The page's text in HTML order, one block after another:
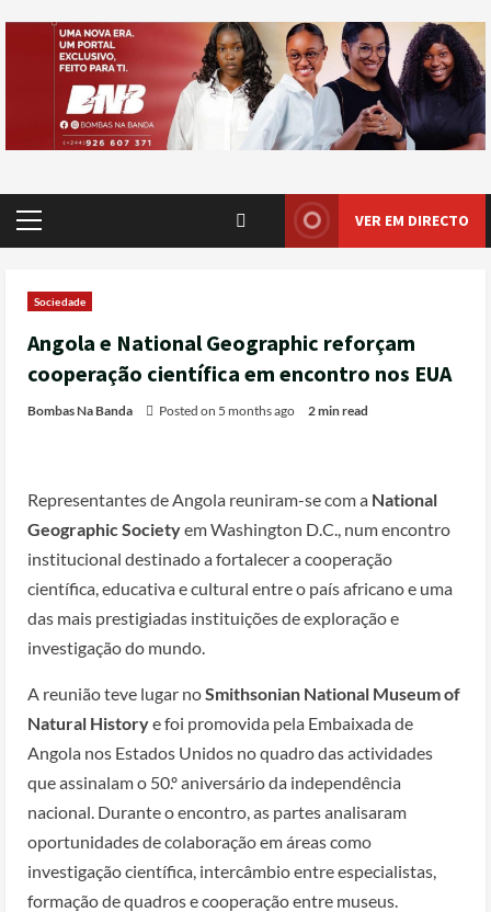
VER EM DIRECTO
Sociedade
Angola e National Geographic reforçam
cooperação científica em encontro nos EUA
Bombas Na Banda Posted on 5 months ago 2 min read
Representantes de Angola reuniram-se com a National
Geographic Societyem Washington D.C., num encontro
institucional destinado a fortalecer a cooperação
científica, educativa e cultural entre o país africano e uma
das mais prestigiadas instituições de exploração e
investigação do mundo.
A reunião teve lugar noSmithsonian National Museum of
Natural Historye foi promovida pela Embaixada de
Angola nos Estados Unidos no quadro das actividades
que assinalam o 50.º aniversário da independência
nacional. Durante o encontro, as partes analisaram
oportunidades de colaboração em áreas como
investigação científica, intercâmbio entre especialistas,
formação de quadros e cooperação entre museus.